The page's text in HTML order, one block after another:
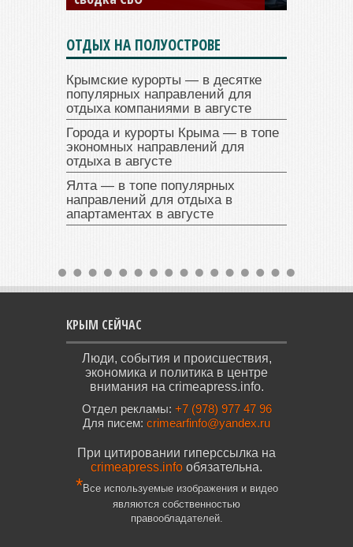
ОТДЫХ НА ПОЛУОСТРОВЕ
Крымские курорты — в десятке
популярных направлений для
отдыха компаниями в августе
Города и курорты Крыма — в топе
экономных направлений для
отдыха в августе
Ялта — в топе популярных
направлений для отдыха в
апартаментах в августе
КРЫМ СЕЙЧАС
Люди, события и происшествия,
экономика и политика в центре
внимания на crimeapress.info.
Отдел рекламы: +7 (978) 977 47 96
Для писем: crimearfinfo@yandex.ru
При цитировании гиперссылка на
crimeapress.info обязательна.
*Все используемые изображения и видео
являются собственностью
правообладателей.